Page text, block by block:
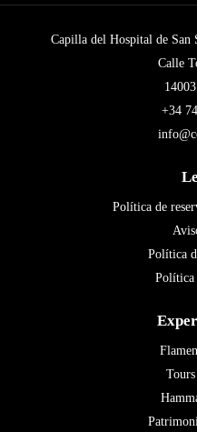
Capilla del Hospital de San
Calle
+34
Política de
Política
Política